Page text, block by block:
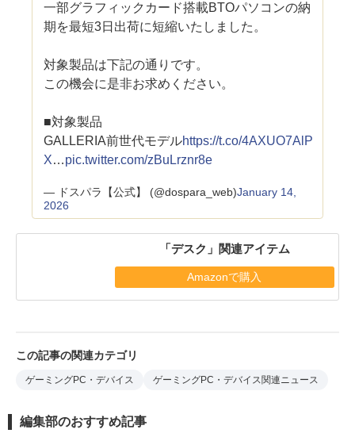
一部グラフィックカード搭載BTOパソコンの納
期を最短3日出荷に短縮いたしました。
対象製品は下記の通りです。
この機会に是非お求めください。
■対象製品
GALLERIA前世代モデルhttps://t.co/4AXUO7AlP
X…pic.twitter.com/zBuLrznr8e
— ドスパラ【公式】 (@dospara_web)January 14,
2026
「デスク」関連アイテム
Amazonで購入
この記事の関連カテゴリ
ゲーミングPC・デバイス ゲーミングPC・デバイス関連ニュース
編集部のおすすめ記事